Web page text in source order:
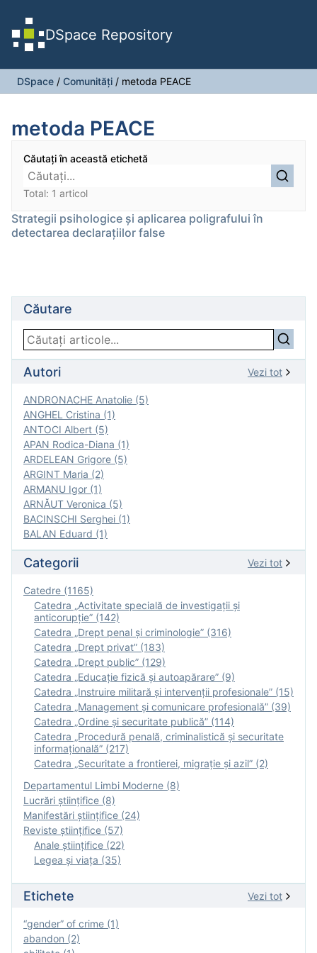
DSpace Repository
DSpace / Comunități / metoda PEACE
metoda PEACE
Căutați în această etichetă
Total: 1 articol
Strategii psihologice și aplicarea poligrafului în
detectarea declarațiilor false
Căutare
Autori Vezi tot
ANDRONACHE Anatolie (5)
ANGHEL Cristina (1)
ANTOCI Albert (5)
APAN Rodica-Diana (1)
ARDELEAN Grigore (5)
ARGINT Maria (2)
ARMANU Igor (1)
ARNĂUT Veronica (5)
BACINSCHI Serghei (1)
BALAN Eduard (1)
Categorii Vezi tot
Catedre (1165)
Catedra „Activitate specială de investigaţii şi
anticorupție” (142)
Catedra „Drept penal și criminologie” (316)
Catedra „Drept privat” (183)
Catedra „Drept public” (129)
Catedra „Educație fizică şi autoapărare” (9)
Catedra „Instruire militară şi intervenţii profesionale” (15)
Catedra „Management și comunicare profesională” (39)
Catedra „Ordine și securitate publică” (114)
Catedra „Procedură penală, criminalistică și securitate
informațională” (217)
Catedra „Securitate a frontierei, migrație și azil” (2)
Departamentul Limbi Moderne (8)
Lucrări științifice (8)
Manifestări ştiinţifice (24)
Reviste ştiinţifice (57)
Anale ştiinţifice (22)
Legea şi viaţa (35)
Etichete Vezi tot
“gender” of crime (1)
abandon (2)